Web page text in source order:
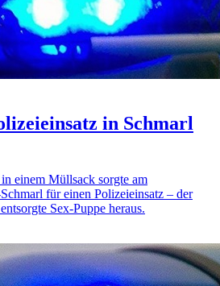
in Schmarl
einem Müllsack sorgte am
für einen Polizeieinsatz – der
Sex-Puppe heraus.